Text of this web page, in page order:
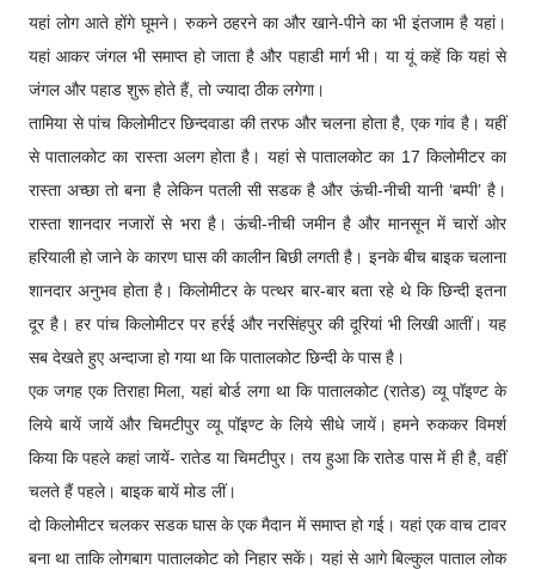
यहां लोग आते होंगे घूमने। रुकने ठहरने का और खाने-पीने का भी इंतजाम है यहां।
यहां आकर जंगल भी समाप्त हो जाता है और पहाडी मार्ग भी। या यूं कहें कि यहां से
जंगल और पहाड शुरू होते हैं, तो ज्यादा ठीक लगेगा।
तामिया से पांच किलोमीटर छिन्दवाडा की तरफ और चलना होता है, एक गांव है। यहीं
से पातालकोट का रास्ता अलग होता है। यहां से पातालकोट का 17 किलोमीटर का
रास्ता अच्छा तो बना है लेकिन पतली सी सडक है और ऊंची-नीची यानी ‘बम्पी’ है।
रास्ता शानदार नजारों से भरा है। ऊंची-नीची जमीन है और मानसून में चारों ओर
हरियाली हो जाने के कारण घास की कालीन बिछी लगती है। इनके बीच बाइक चलाना
शानदार अनुभव होता है। किलोमीटर के पत्थर बार-बार बता रहे थे कि छिन्दी इतना
दूर है। हर पांच किलोमीटर पर हर्रई और नरसिंहपुर की दूरियां भी लिखी आतीं। यह
सब देखते हुए अन्दाजा हो गया था कि पातालकोट छिन्दी के पास है।
एक जगह एक तिराहा मिला, यहां बोर्ड लगा था कि पातालकोट (रातेड) व्यू पॉइण्ट के
लिये बायें जायें और चिमटीपुर व्यू पॉइण्ट के लिये सीधे जायें। हमने रुककर विमर्श
किया कि पहले कहां जायें- रातेड या चिमटीपुर। तय हुआ कि रातेड पास में ही है, वहीं
चलते हैं पहले। बाइक बायें मोड लीं।
दो किलोमीटर चलकर सडक घास के एक मैदान में समाप्त हो गई। यहां एक वाच टावर
बना था ताकि लोगबाग पातालकोट को निहार सकें। यहां से आगे बिल्कुल पाताल लोक